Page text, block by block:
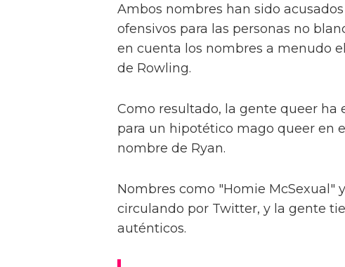
Ambos nombres han sido
ofensivos para las personas no
en cuenta los nombres a menudo
de Rowling.
Como resultado, la gente queer ha
para un hipotético mago queer en
nombre de Ryan.
Nombres como "Homie McSexual"
circulando por Twitter, y la gente
auténticos.